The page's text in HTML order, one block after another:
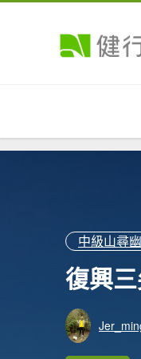
中級山尋幽
復興